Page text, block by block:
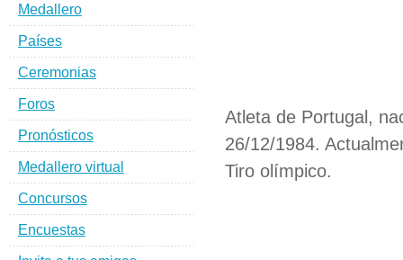
Atleta de Portugal,
26/12/1984.
Tiro olímpico.
Medallero
Países
Ceremonias
Foros
Pronósticos
Medallero virtual
Concursos
Encuestas